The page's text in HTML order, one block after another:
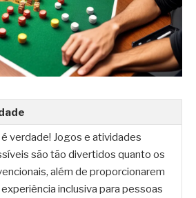
verdade! Jogos e atividades
são tão divertidos quanto os
além de proporcionarem
inclusiva para pessoas